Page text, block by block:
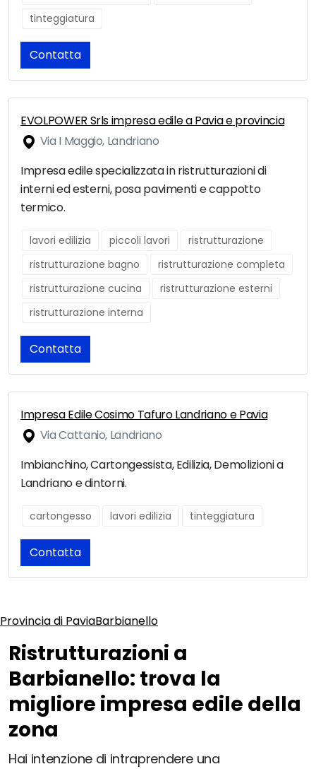
tinteggiatura
Contatta
EVOLPOWER Srls impresa edile a Pavia e provincia
Via I Maggio, Landriano
Impresa edile specializzata in ristrutturazioni di
interni ed esterni, posa pavimenti e cappotto
termico.
lavori edilizia piccoli lavori
ristrutturazione
ristrutturazione bagno
ristrutturazione completa
ristrutturazione cucina
ristrutturazione esterni
ristrutturazione interna
Contatta
Impresa Edile Cosimo Tafuro Landriano e Pavia
Via Cattanio, Landriano
Imbianchino, Cartongessista, Edilizia, Demolizioni a
Landriano e dintorni.
cartongesso lavori edilizia tinteggiatura
Contatta
Provincia di PaviaBarbianello
Ristrutturazioni a
Barbianello: trova la
migliore impresa edile della
zona
Hai intenzione di intraprendere una